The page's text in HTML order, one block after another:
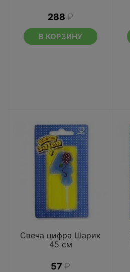
288 ₽
В КОРЗИНУ
Свеча цифра Шарик
45 см
57 ₽